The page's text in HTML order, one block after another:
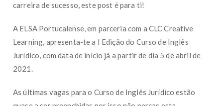
carreira de sucesso, este post é para ti!
A ELSA Portucalense, em parceria com a CLC Creative
Learning, apresenta-te a I Edição do Curso de Inglês
Jurídico, com data de início já a partir de dia 5 de abril de
2021.
As últimas vagas para o Curso de Inglês Jurídico estão